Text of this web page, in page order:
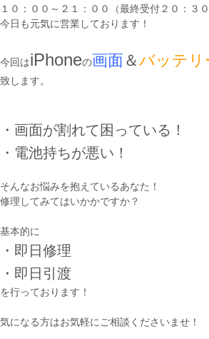
１０：００～２１：００（最終受付２０：３０
今日も元気に営業しております！
今回はiPhoneの画面 ＆バッテリ
致します。
・画面が割れて困っている！
・電池持ちが悪い！
そんなお悩みを抱えているあなた！
修理してみてはいかかですか？
基本的に
・即日修理
・即日引渡
を行っております！
気になる方はお気軽にご相談くださいませ！